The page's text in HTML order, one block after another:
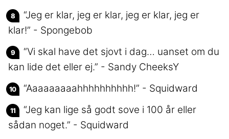
“Jeg er klar, jeg er klar, jeg er klar, jeg er
klar!” - Spongebob
“Vi skal have det sjovt i dag… uanset om du
kan lide det eller ej.” - Sandy CheeksY
“Aaaaaaaaahhhhhhhhhh!” - Squidward
“Jeg kan lige så godt sove i 100 år eller
sådan noget.” - Squidward